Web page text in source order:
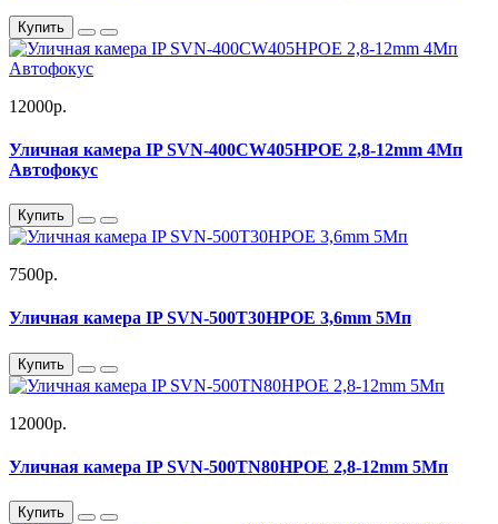
Купить
12000р.
Уличная камера IP SVN-400CW405HPOE 2,8-12mm 4Мп
Автофокус
Купить
7500р.
Уличная камера IP SVN-500T30HPOE 3,6mm 5Мп
Купить
12000р.
Уличная камера IP SVN-500TN80HPOE 2,8-12mm 5Мп
Купить